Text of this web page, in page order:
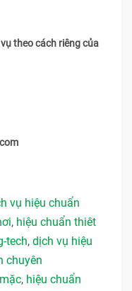
theo cách riêng của
vụ hiệu chuẩn
, hiệu chuẩn thiêt
tech, dịch vụ hiệu
chuyên
, hiệu chuẩn